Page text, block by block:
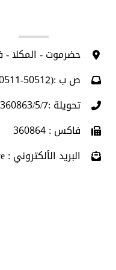
حضرموت - المكلا -
ص ب :(50512-50511)
تحويلة :360863/5/7 (009675)
فاكس : 360864
البريد الألكتروني : info@hu.edu.ye